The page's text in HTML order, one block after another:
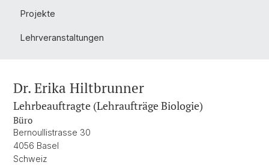
Projekte
Lehrveranstaltungen
Dr. Erika Hiltbrunner
Lehrbeauftragte (Lehraufträge Biologie)
Büro
Bernoullistrasse 30
4056 Basel
Schweiz